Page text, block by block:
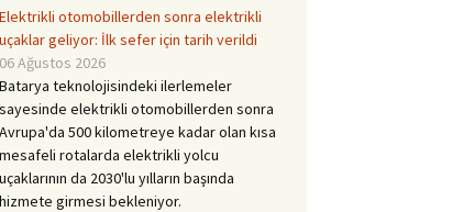
Elektrikli otomobillerden sonra elektrikli
uçaklar geliyor: İlk sefer için tarih verildi
06 Ağustos 2026
Batarya teknolojisindeki ilerlemeler
sayesinde elektrikli otomobillerden sonra
Avrupa'da 500 kilometreye kadar olan kısa
mesafeli rotalarda elektrikli yolcu
uçaklarının da 2030'lu yılların başında
hizmete girmesi bekleniyor.